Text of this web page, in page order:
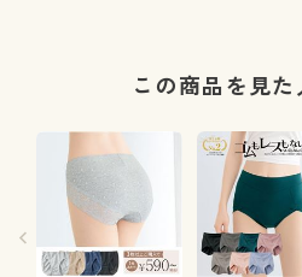
この商品を見